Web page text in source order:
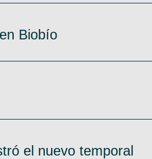
Biobío
el nuevo temporal